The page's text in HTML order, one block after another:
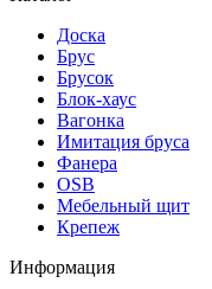
Доска
Брус
Брусок
Блок-хаус
Вагонка
Имитация бруса
Фанера
OSB
Мебельный щит
Крепеж
Информация